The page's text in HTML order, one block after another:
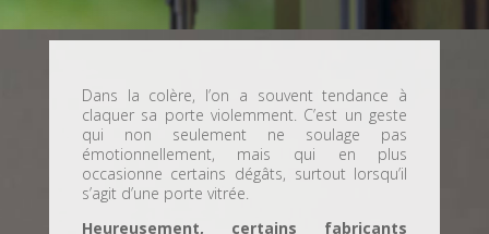
Dans la colère, l’on a souvent tendance à
claquer sa porte violemment. C’est un geste
qui non seulement ne soulage pas
émotionnellement, mais qui en plus
occasionne certains dégâts, surtout lorsqu’il
s’agit d’une porte vitrée.
Heureusement, certains fabricants